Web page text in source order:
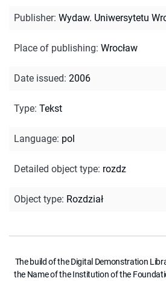
Publisher: Wydaw. Uniwersytetu
Place of publishing: Wrocław
Date issued: 2006
Type: Tekst
Language: pol
Detailed object type: rozdz
Object type: Rozdział
The build of the Digital Demonstration
the Name of the Institution of the